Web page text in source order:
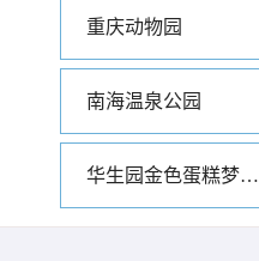
重庆动物园
南海温泉公园
华生园金色蛋糕梦幻王国